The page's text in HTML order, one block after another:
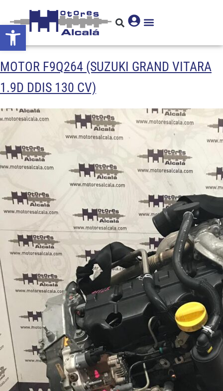
Abrir barra de herramientas
MOTOR F9Q264 (SUZUKI GRAND VITARA
1.9D DDIS 130 CV)